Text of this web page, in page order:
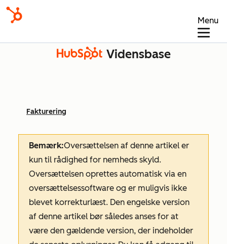
Menu
Vidensbase
Fakturering
Bemærk:Oversættelsen af denne artikel er
kun til rådighed for nemheds skyld.
Oversættelsen oprettes automatisk via en
oversættelsessoftware og er muligvis ikke
blevet korrekturlæst. Den engelske version
af denne artikel bør således anses for at
være den gældende version, der indeholder